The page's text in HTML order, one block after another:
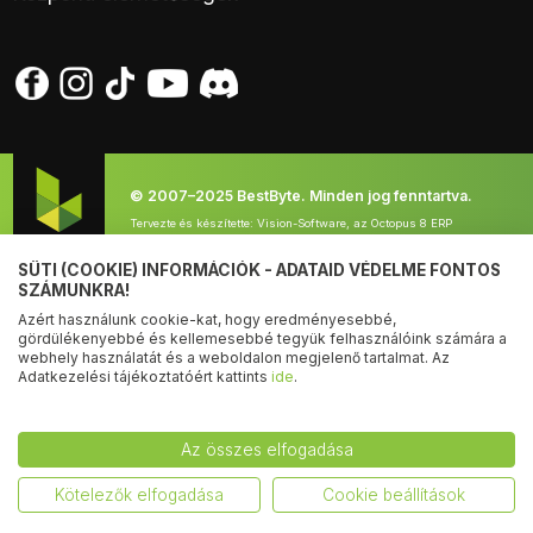
Hétfő-Szerda: 9:00 - 17:30
Csütörtök: 8:00 - 20:00
© 2007–2025 BestByte. Minden jog fenntartva.
Tervezte és készítette:Vision-Software, az Octopus 8 ERP
Árukereső.hu
SÜTI (COOKIE) INFORMÁCIÓK - ADATAID VÉDELME FONTOS
SZÁMUNKRA!
Azért használunk cookie-kat, hogy eredményesebbé,
gördülékenyebbé és kellemesebbé tegyük felhasználóink számára a
webhely használatát és a weboldalon megjelenő tartalmat. Az
Adatkezelési tájékoztatóért kattints ide.
Az összes elfogadása
Kötelezők elfogadása Cookie beállítások